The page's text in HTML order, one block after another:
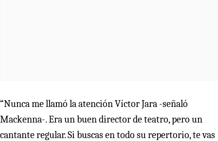
“Nunca me llamó la atención Víctor Jara -señaló
Mackenna-. Era un buen director de teatro, pero un
cantante regular. Si buscas en todo su repertorio, te vas